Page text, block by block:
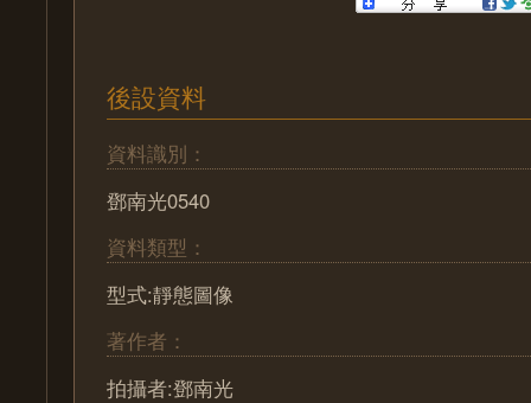
後設資料
資料識別：
鄧南光0540
資料類型：
型式:靜態圖像
著作者：
拍攝者:鄧南光